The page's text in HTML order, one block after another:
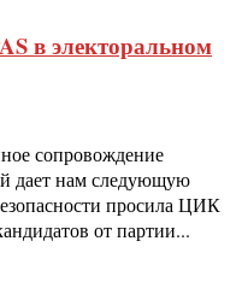
в электоральном
сопровождение
дает нам следующую
просила ЦИК
от партии...